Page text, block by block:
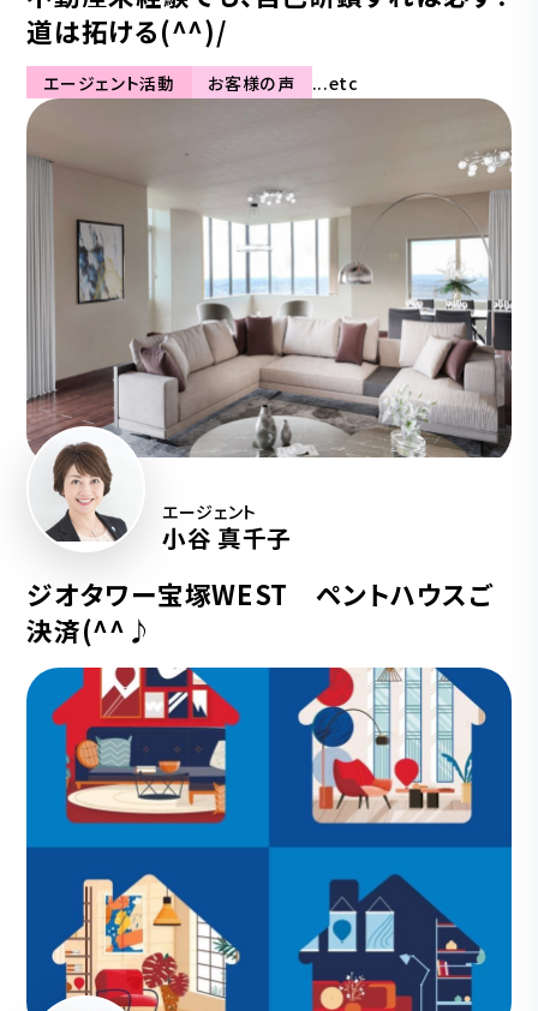
道は拓ける(^^)/
エージェント活動 お客様の声 ...etc
エージェント
小谷 真千子
ジオタワー宝塚WEST ペントハウスご
決済(^^♪